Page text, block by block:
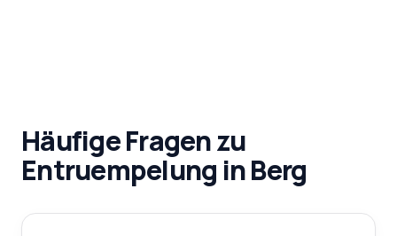
Häufige Fragen zu
Entruempelung inBerg